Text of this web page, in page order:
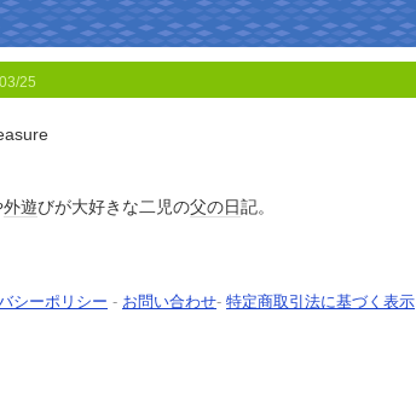
25
外遊びが大好きな二児の父の日記。
シーポリシー - お問い合わせ- 特定商取引法に基づく表示